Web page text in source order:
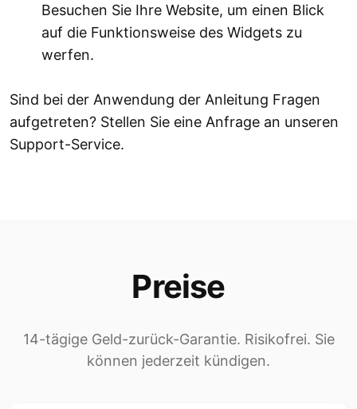
Besuchen Sie Ihre Website, um einen Blick
auf die Funktionsweise des Widgets zu
werfen.
Sind bei der Anwendung der Anleitung Fragen
aufgetreten? Stellen Sie eine Anfrage an unseren
Support-Service.
Preise
14-tägige Geld-zurück-Garantie. Risikofrei. Sie
können jederzeit kündigen.